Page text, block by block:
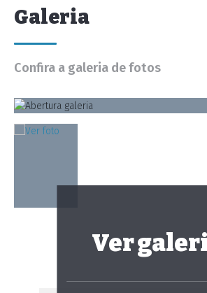
Galeria
Confira a galeria de fotos
Ver